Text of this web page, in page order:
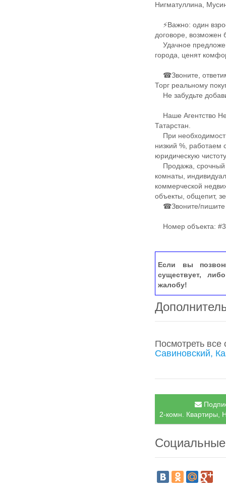
Нигматуллина,
⚡Важно: один
договоре, возможен
Удачное
города, ценят
☎Звоните,
Торг реальному
Не забудьте
Наше Агентство
Татарстан.
При
низкий %, работаем
юридическую
Продажа, срочный
комнаты,
коммерческой
объекты, общепит,
☎Звоните/пишите
Номер объекта:
Если вы
существует,
жалобу!
Посмотреть
Савиновский,
2-комн. Квартиры,